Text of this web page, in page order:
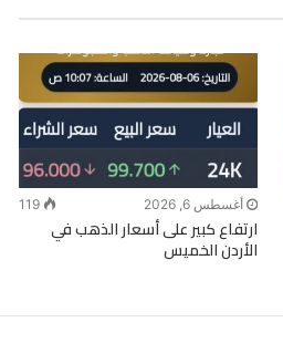
أغسطس 6, 2026 119
ارتفاع كبير على أسعار الذهب في
الأردن الخميس